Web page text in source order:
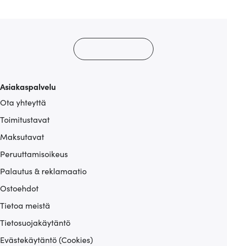
kerätty, kun olet käyttänyt heidän palvelujaan.
Asiakaspalvelu
Ota yhteyttä
Toimitustavat
Maksutavat
Peruuttamisoikeus
Palautus & reklamaatio
Ostoehdot
Tietoa meistä
Tietosuojakäytäntö
Evästekäytäntö (Cookies)